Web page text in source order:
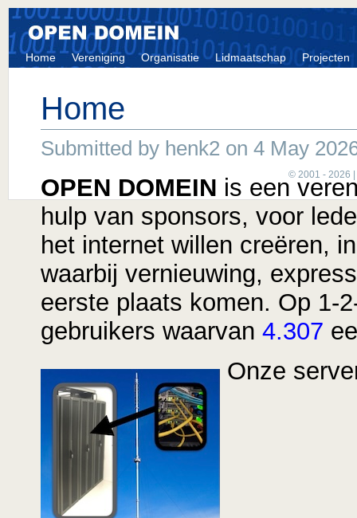
Home Vereniging Organisatie Lidmaatschap Projecten
Home
Submitted by henk2 on 4 May
OPEN DOMEIN is een
hulp van sponsors, voor
het internet willen creëren,
waarbij vernieuwing,
eerste plaats komen. Op 1-
gebruikers waarvan 4.307
Onze
© 2001 - 2026